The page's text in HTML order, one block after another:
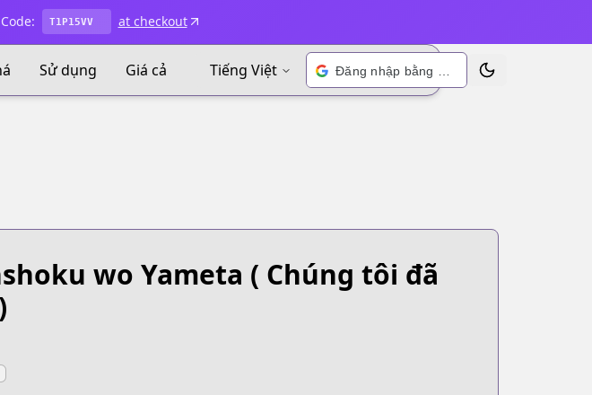
Code: T1P15VV at checkout
Sử dụng Giá cả Tiếng Việt Chuyển đổi chủ đề
wo Yameta ( Chúng tôi đã